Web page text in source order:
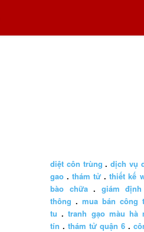
diệt côn trùng . dịch vụ
gao .thám tử .thiết kế
bào chữa. giám
thông . mua bán công
tu .tranh gạo màu hà
tín . thám tử quận 6.